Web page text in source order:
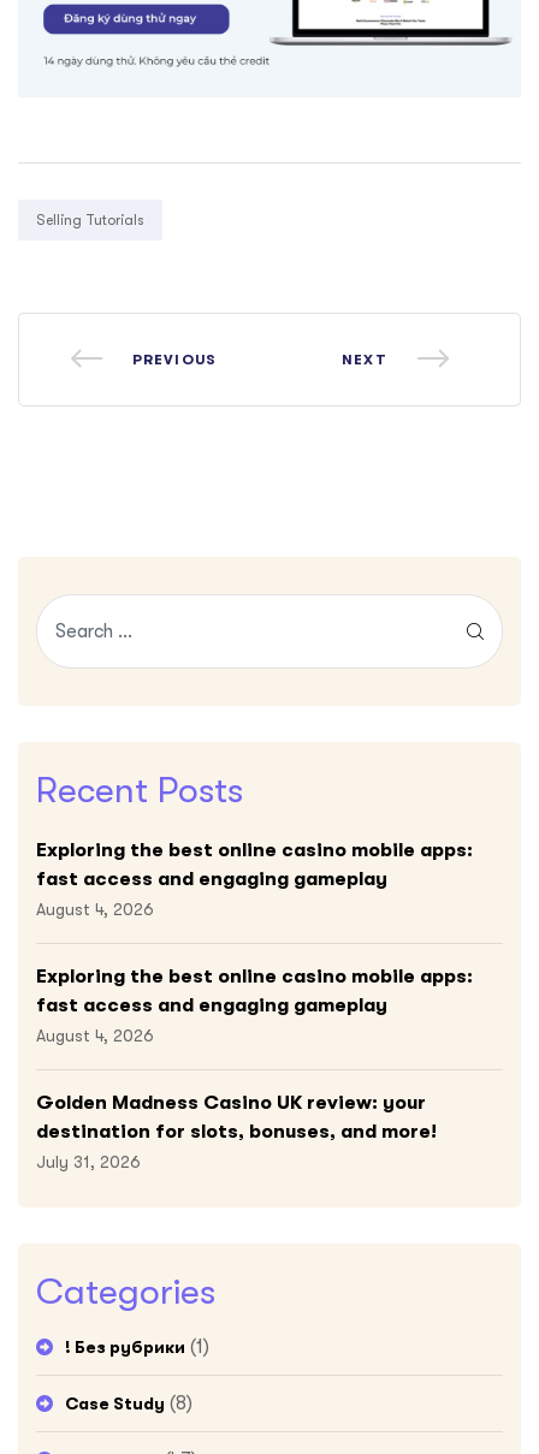
Tags:
Selling Tutorials
PREVIOUS NEXT
Recent Posts
Exploring the best online casino mobile apps:
fast access and engaging gameplay
August 4, 2026
Exploring the best online casino mobile apps:
fast access and engaging gameplay
August 4, 2026
Golden Madness Casino UK review: your
destination for slots, bonuses, and more!
July 31, 2026
Categories
! Без рубрики (1)
Case Study (8)